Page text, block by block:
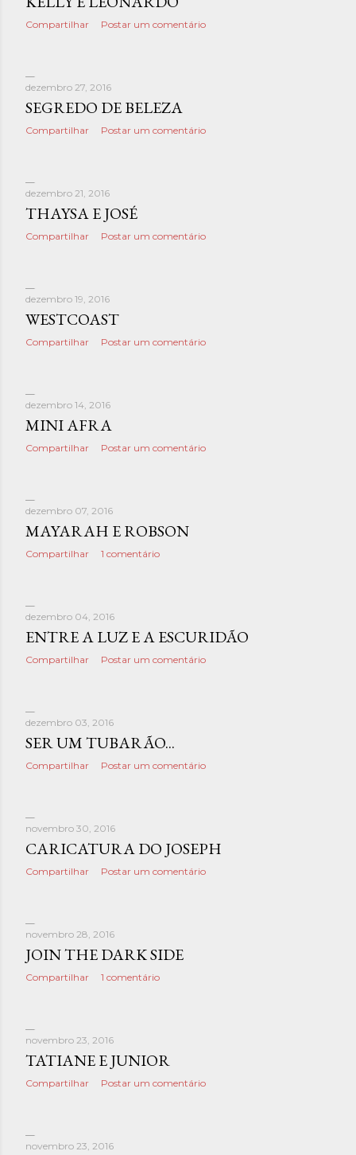
t
g
e
n
s
Compartilhar Postar um comentário
dezembro 27, 2016
SEGREDO DE BELEZA
Compartilhar Postar um comentário
dezembro 21, 2016
THAYSA E JOSÉ
Compartilhar Postar um comentário
dezembro 19, 2016
WESTCOAST
Compartilhar Postar um comentário
dezembro 14, 2016
MINI AFRA
Compartilhar Postar um comentário
dezembro 07, 2016
MAYARAH E ROBSON
Compartilhar 1 comentário
dezembro 04, 2016
ENTRE A LUZ E A ESCURIDÃO
Compartilhar Postar um comentário
dezembro 03, 2016
SER UM TUBARÃO...
Compartilhar Postar um comentário
novembro 30, 2016
CARICATURA DO JOSEPH
Compartilhar Postar um comentário
novembro 28, 2016
JOIN THE DARK SIDE
Compartilhar 1 comentário
novembro 23, 2016
TATIANE E JUNIOR
Compartilhar Postar um comentário
novembro 23, 2016